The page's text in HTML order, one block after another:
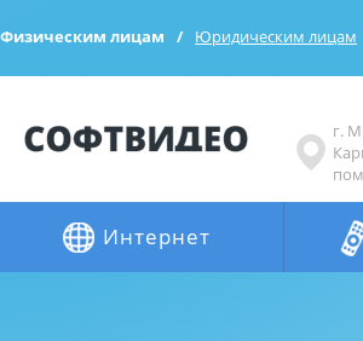
Физическим лицам Юридическим лицам
г.
Интернет